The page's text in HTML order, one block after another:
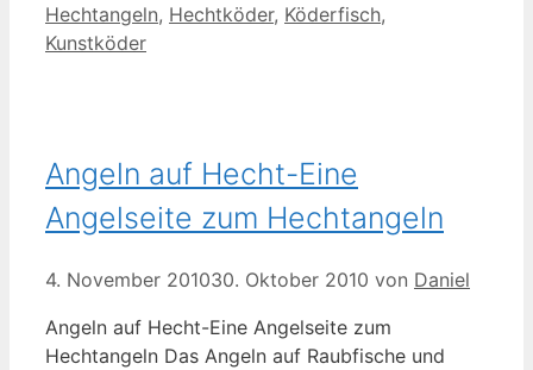
Hechtangeln, Hechtköder, Köderfisch,
Kunstköder
Angeln auf Hecht-Eine
Angelseite zum Hechtangeln
4. November 201030. Oktober 2010 von Daniel
Angeln auf Hecht-Eine Angelseite zum
Hechtangeln Das Angeln auf Raubfische und